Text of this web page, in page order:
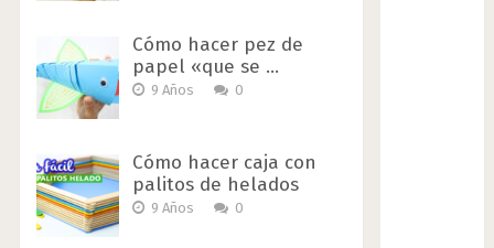
Cómo hacer pez de
papel «que se …
9 Años 0
Cómo hacer caja con
palitos de helados
9 Años 0